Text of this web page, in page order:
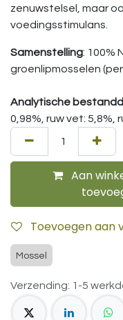
zenuwstelsel, maar
voedingsstimulans.
Samenstelling: 100%
groenlipmosselen
Analytische
0,98%, ruw vet: 5,8%,
Aan
Toevoegen aan
Mossel
Verzending: 1-5